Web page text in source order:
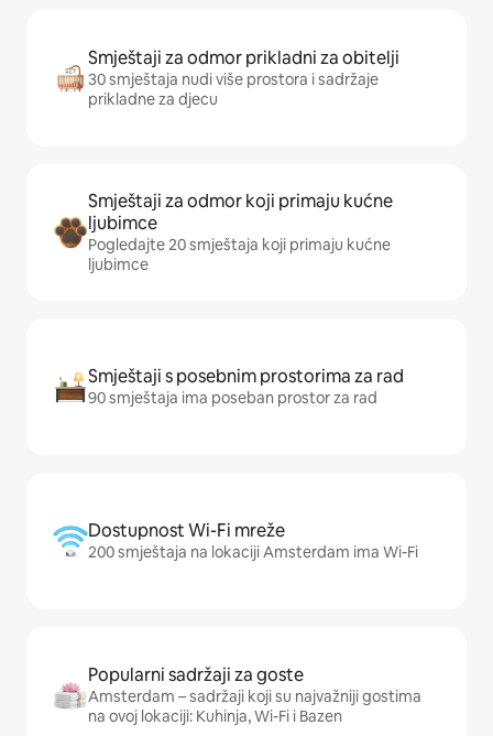
Smještaji za odmor prikladni za obitelji
30 smještaja nudi više prostora i sadržaje
prikladne za djecu
Smještaji za odmor koji primaju kućne
ljubimce
Pogledajte 20 smještaja koji primaju kućne
ljubimce
Smještaji s posebnim prostorima za rad
90 smještaja ima poseban prostor za rad
Dostupnost Wi-Fi mreže
200 smještaja na lokaciji Amsterdam ima Wi-Fi
Popularni sadržaji za goste
Amsterdam – sadržaji koji su najvažniji gostima
na ovoj lokaciji: Kuhinja, Wi-Fi i Bazen